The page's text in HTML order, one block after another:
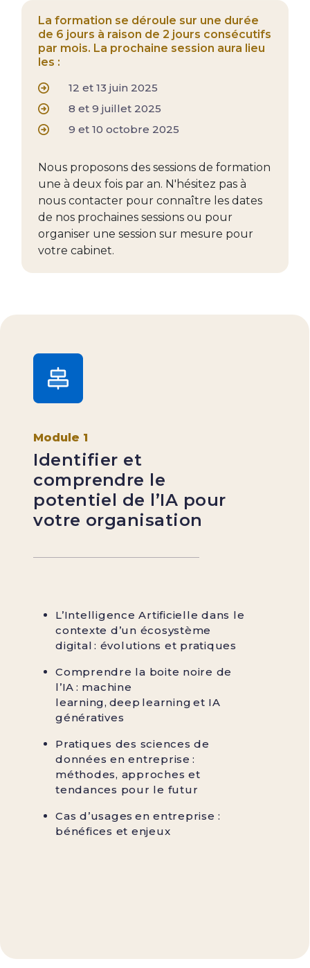
La formation se déroule sur une durée
de 6 jours à raison de 2 jours consécutifs
par mois. La prochaine session aura lieu
les :
12 et 13 juin 2025
8 et 9 juillet 2025
9 et 10 octobre 2025
Nous proposons des sessions de formation
une à deux fois par an. N'hésitez pas à
nous contacter pour connaître les dates
de nos prochaines sessions ou pour
organiser une session sur mesure pour
votre cabinet.
Module 1
Identifier et
comprendre le
potentiel de l’IA pour
votre organisation
L’Intelligence Artificielle dans le
contexte d’un écosystème
digital : évolutions et pratiques
Comprendre la boite noire de
l’IA : machine
learning, deep learning et IA
génératives
Pratiques des sciences de
données en entreprise :
méthodes, approches et
tendances pour le futur
Cas d’usages en entreprise :
bénéfices et enjeux